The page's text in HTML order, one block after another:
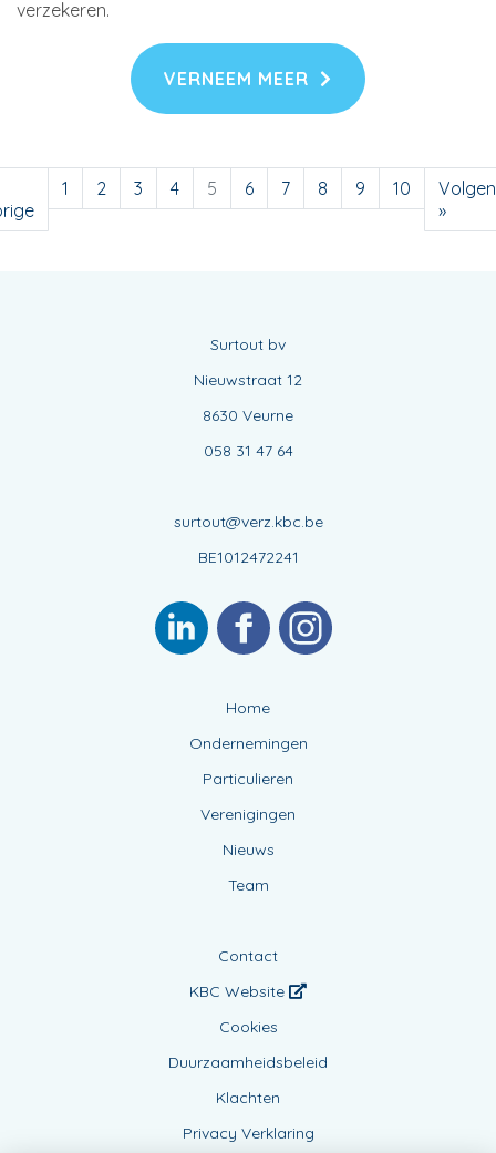
verzekeren.
VERNEEM MEER
1 2 3 4 5 6 7 8 9 10
»
Surtout bv
Nieuwstraat 12
8630 Veurne
058 31 47 64
surtout@verz.kbc.be
BE1012472241
Home
Ondernemingen
Particulieren
Verenigingen
Nieuws
Team
Contact
KBC Website
Cookies
Duurzaamheidsbeleid
Klachten
Privacy Verklaring